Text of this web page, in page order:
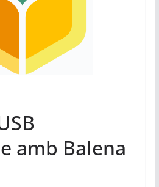
amb Balena